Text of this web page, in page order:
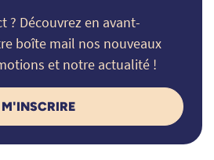
? Découvrez en avant-
boîte mail nos nouveaux
et notre actualité !
M'INSCRIRE